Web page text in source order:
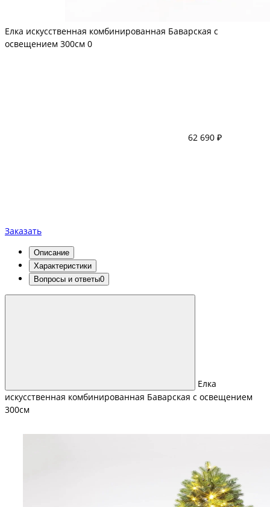
Елка искусственная комбинированная Баварская с
освещением 300см 0
62 690 ₽
Заказать
Описание
Характеристики
Вопросы и ответы0
Елка
искусственная комбинированная Баварская с освещением
300см